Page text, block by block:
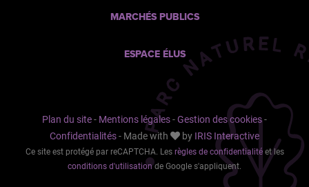
MARCHÉS PUBLICS
ESPACE ÉLUS
Plan du site- Mentions légales-Gestion des cookies-
Confidentialités- Made with by IRIS Interactive
Ce site est protégé par reCAPTCHA. Lesrègles de confidentialitéet les
conditions d'utilisationde Google s'appliquent.